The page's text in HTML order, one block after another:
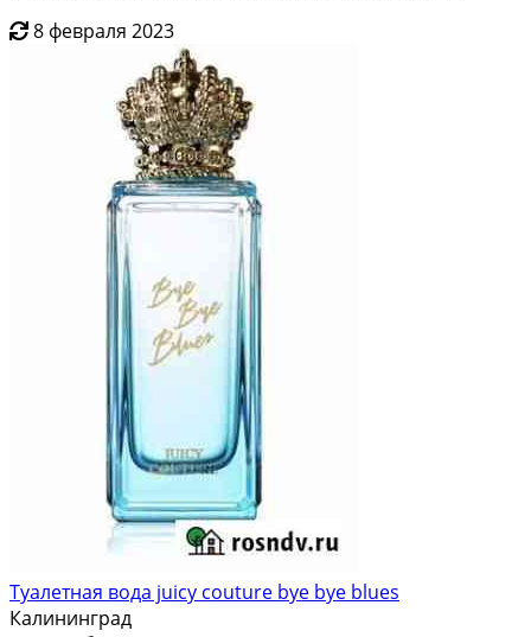
8 февраля 2023
Туалетная вода juicy couture bye bye blues
Калининград